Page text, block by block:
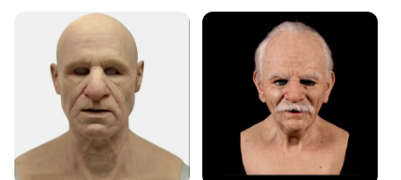
performance
Shape or Size: Standard adult size, adjustable straps
for a comfortable fit
Performance and Property: Durable and resistant to
wear, maintaining its shape and appearance over
time
Parts and Accessories: Includes mask and matching
glasses for a complete look